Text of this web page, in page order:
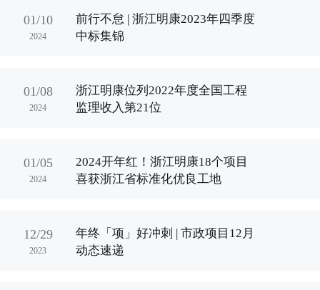
01/10
2024
前行不怠 | 浙江明康2023年四季度
中标集锦
01/08
2024
浙江明康位列2022年度全国工程
监理收入第21位
01/05
2024
2024开年红！浙江明康18个项目
喜获浙江省标准化优良工地
12/29
2023
年终「项」好冲刺 | 市政项目12月
动态速递